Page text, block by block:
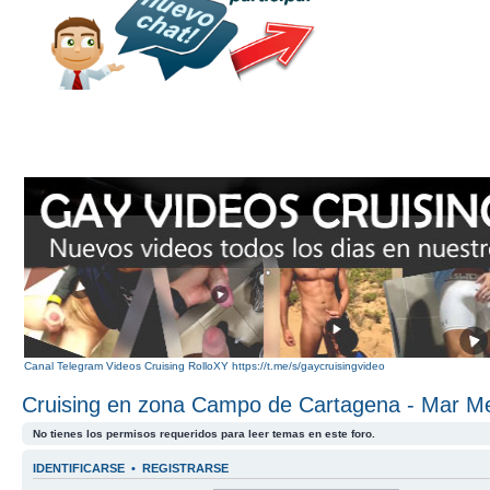
Canal Telegram Videos Cruising RolloXY https://t.me/s/gaycruisingvideo
Cruising en zona Campo de Cartagena - Mar
No tienes los permisos requeridos para leer temas en este foro.
IDENTIFICARSE • REGISTRARSE